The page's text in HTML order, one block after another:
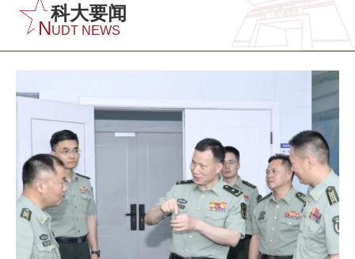
科大要闻
NUDT NEWS